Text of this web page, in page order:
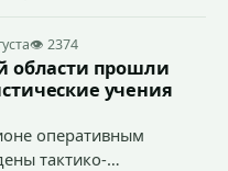
👁 2374
области прошли
учения
оперативным
тактико-